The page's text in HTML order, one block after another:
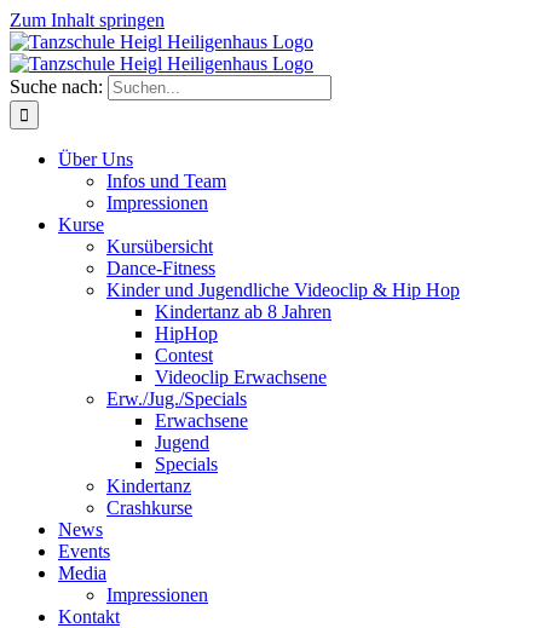
Zum Inhalt springen
Suche nach:
Über Uns
Infos und Team
Impressionen
Kurse
Kursübersicht
Dance-Fitness
Kinder und Jugendliche Videoclip & Hip Hop
Kindertanz ab 8 Jahren
HipHop
Contest
Videoclip Erwachsene
Erw./Jug./Specials
Erwachsene
Jugend
Specials
Kindertanz
Crashkurse
News
Events
Media
Impressionen
Kontakt